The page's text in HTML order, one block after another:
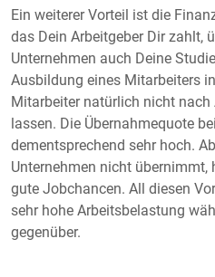
Ein weiterer Vorteil ist die
das Dein Arbeitgeber Dir zahlt,
Unternehmen auch Deine
Ausbildung eines Mitarbeiters
Mitarbeiter natürlich nicht nach
lassen. Die Übernahmequote
dementsprechend sehr hoch.
Unternehmen nicht
gute Jobchancen. All diesen
sehr hohe Arbeitsbelastung
gegenüber.